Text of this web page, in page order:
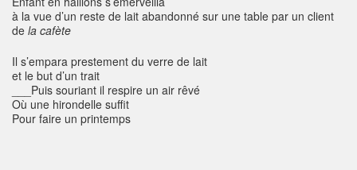
à la vue d’un reste de lait abandonné sur une table par un client
de la cafète
Il s’empara prestement du verre de lait
et le but d’un trait
___Puis souriant il respire un air rêvé
Où une hirondelle suffit
Pour faire un printemps